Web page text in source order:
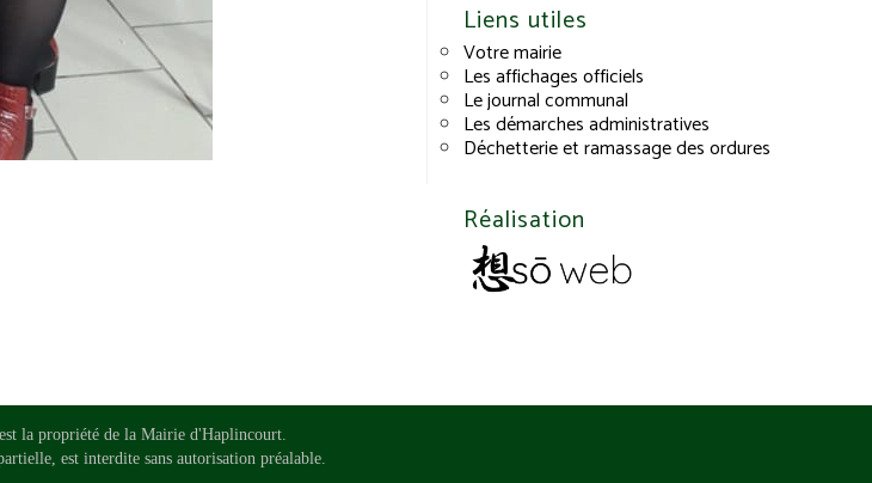
Liens utiles
Votre mairie
Les affichages officiels
Le journal communal
Les démarches administratives
Déchetterie et ramassage des ordures
Réalisation
la propriété de la Mairie d'Haplincourt.
est interdite sans autorisation préalable.